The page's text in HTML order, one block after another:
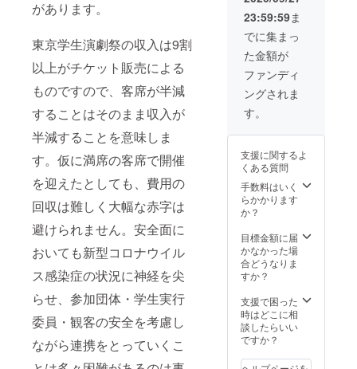
があります。
東京学生演劇祭の収入は9割
以上がチケット販売による
ものですので、客席が半減
することはそのまま収入が
半減することを意味しま
す。仮に満席の客席で開催
を迎えたとしても、費用の
回収は難しく大幅な赤字は
避けられません。安全面に
おいても新型コロナウイル
ス感染症の状況に神経を尖
らせ、参加団体・学生実行
委員・観客の安全を考慮し
ながら連携をとっていくこ
23:59:59ま
でに集まっ
た金額が
ファンディ
ングされま
す。
支援に関するよ
くある質問
手数料はいく
らかかります
か？
目標金額に届
かなかった場
合どうなりま
すか？
支援で困った
時はどこに相
談したらいい
ですか？